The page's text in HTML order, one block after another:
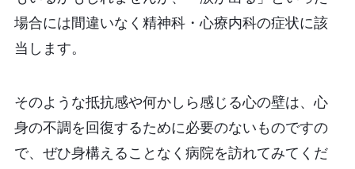
場合には間違いなく精神科・心療内科の症状に該
当します。
そのような抵抗感や何かしら感じる心の壁は、心
身の不調を回復するために必要のないものですの
で、ぜひ身構えることなく病院を訪れてみてくだ